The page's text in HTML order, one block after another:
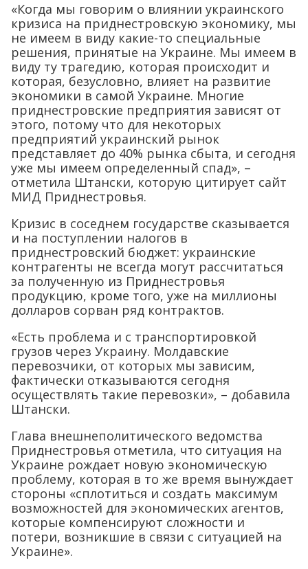
«Когда мы говорим о влиянии украинского
кризиса на приднестровскую экономику, мы
не имеем в виду какие-то специальные
решения, принятые на Украине. Мы имеем в
виду ту трагедию, которая происходит и
которая, безусловно, влияет на развитие
экономики в самой Украине. Многие
приднестровские предприятия зависят от
этого, потому что для некоторых
предприятий украинский рынок
представляет до 40% рынка сбыта, и сегодня
уже мы имеем определенный спад», –
отметила Штански, которую цитирует сайт
МИД Приднестровья.
Кризис в соседнем государстве сказывается
и на поступлении налогов в
приднестровский бюджет: украинские
контрагенты не всегда могут рассчитаться
за полученную из Приднестровья
продукцию, кроме того, уже на миллионы
долларов сорван ряд контрактов.
«Есть проблема и с транспортировкой
грузов через Украину. Молдавские
перевозчики, от которых мы зависим,
фактически отказываются сегодня
осуществлять такие перевозки», – добавила
Штански.
Глава внешнеполитического ведомства
Приднестровья отметила, что ситуация на
Украине рождает новую экономическую
проблему, которая в то же время вынуждает
стороны «сплотиться и создать максимум
возможностей для экономических агентов,
которые компенсируют сложности и
потери, возникшие в связи с ситуацией на
Украине».